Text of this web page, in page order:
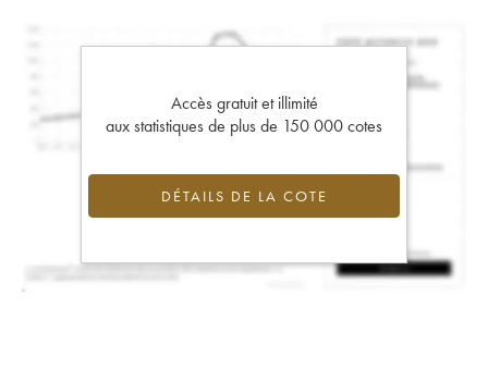
Accès gratuit et illimité
aux statistiques de plus de 150 000 cotes
DÉTAILS DE LA COTE